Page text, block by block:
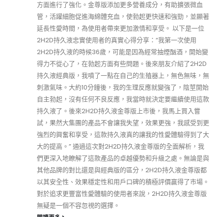
方面進行了強化。金尊版添加更多營養成分，有助擴張微血
管，活躍細胞促進海綿體充血，使勃起更快速和強勁，並顯著
延長性愛時間，為使用者帶來更加激情和享受。 以下是一位
2H2D持久液忠實使用者的真實心得分享：“我第一次使用
2H2D持久液的時候36歲，可能是因為經常抽煙酗酒，開始變
得力不從心了，在勃起方面有些問題。後來朋友介紹了2H2D
持久液經典版，我噴了一點在自己的生殖器上，無色無味，無
刺激氣味。大約10分鐘後，我的生理反應就變強了，陰莖開始
自主勃起，沒有任何不良反應，我當時就決定要繼續使用這款
持久液了。後來2H2D持久液金尊版上市後，我馬上買入嘗
試，果然大集團的產品不會讓我失望，效果更強，我感受到更
強烈的興奮和享受，這款持久液真的讓我的性愛體驗得到了大
大的提高。” 通過這次對2H2D持久液金尊版的全面解析，我
們更深入地瞭解了這款產品的卓越優勢和升級之處。無論是與
其他品牌的對比還是與經典版的區分，2H2D持久液金尊版都
以其安全性、效果穩定性和用戶口碑的積極評價贏得了市場。
對於追求更豐富性愛體驗的使用者來說，2H2D持久液金尊版
無疑是一個不容忽視的選擇。